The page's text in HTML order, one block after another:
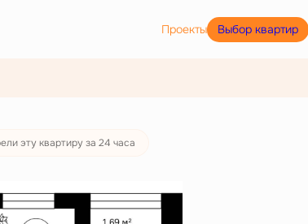
Проекты Выбор квартир
эту квартиру за 24 часа